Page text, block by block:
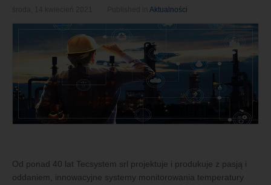
Aktualności
Od ponad 40 lat Tecsystem srl projektuje i produkuje z pasją i
oddaniem, innowacyjne systemy monitorowania temperatury